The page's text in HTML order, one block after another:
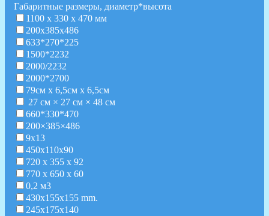
Габаритные размеры, диаметр*высота
1100 х 330 х 470 мм
200х385х486
633*270*225
1500*2232
2000/2232
2000*2700
79см х 6,5см х 6,5см
27 см × 27 см × 48 см
660*330*470
200×385×486
9x13
450x110x90
720 х 355 х 92
770 х 650 х 60
0,2 м3
430x155x155 mm.
245х175х140